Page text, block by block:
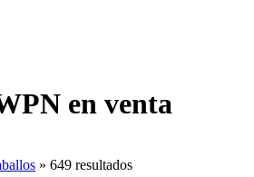
en venta
» 649 resultados